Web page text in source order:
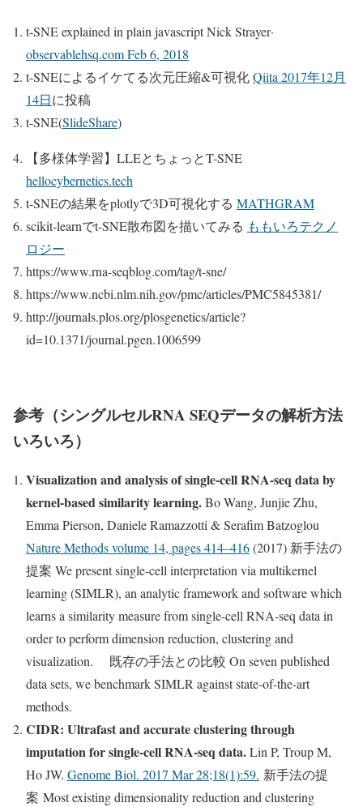
t-SNE explained in plain javascript Nick Strayer·
observablehsq.com Feb 6, 2018
t-SNEによるイケてる次元圧縮&可視化Qiita 2017年12月
14日に投稿
t-SNE(SlideShare)
【多様体学習】LLEとちょっとT-SNE
hellocybernetics.tech
t-SNEの結果をplotlyで3D可視化する MATHGRAM
scikit-learnでt-SNE散布図を描いてみる ももいろテクノ
ロジー
https://www.rna-seqblog.com/tag/t-sne/
https://www.ncbi.nlm.nih.gov/pmc/articles/PMC5845381/
http://journals.plos.org/plosgenetics/article?
id=10.1371/journal.pgen.1006599
参考（シングルセルRNA SEQデータの解析方法
いろいろ）
Visualization and analysis of single-cell RNA-seq data by
kernel-based similarity learning.Bo Wang, Junjie Zhu,
Emma Pierson, Daniele Ramazzotti & Serafim Batzoglou
Nature Methods volume 14, pages 414–416(2017) 新手法の
提案 We present single-cell interpretation via multikernel
learning (SIMLR), an analytic framework and software which
learns a similarity measure from single-cell RNA-seq data in
order to perform dimension reduction, clustering and
visualization. 既存の手法との比較 On seven published
data sets, we benchmark SIMLR against state-of-the-art
methods.
CIDR: Ultrafast and accurate clustering through
imputation for single-cell RNA-seq data.Lin P, Troup M,
Ho JW. Genome Biol. 2017 Mar 28;18(1):59. 新手法の提
案 Most existing dimensionality reduction and clustering